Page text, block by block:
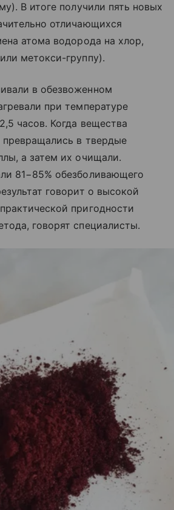
В итоге получили пять новых
отличающихся
атома водорода на хлор,
метокси-группу).
в обезвоженном
при температуре
часов. Когда вещества
в твердые
а затем их очищали.
81−85% обезболивающего
говорит о высокой
пригодности
говорят специалисты.